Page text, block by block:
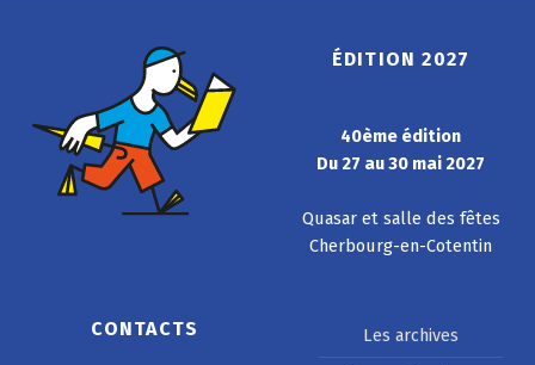
ÉDITION 2027
40ème édition
Du 27 au 30 mai 2027
Quasar et salle des fêtes
Cherbourg-en-Cotentin
CONTACTS
Les archives